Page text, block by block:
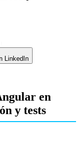
LinkedIn
en
y tests